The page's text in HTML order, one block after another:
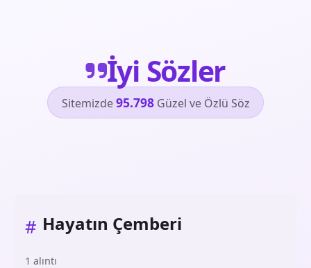
İyi Sözler
Sitemizde95.798Güzel ve Özlü Söz
# Hayatın Çemberi
1 alıntı